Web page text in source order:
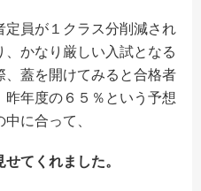
定員が１クラス分削減され
、かなり厳しい入試となる
、蓋を開けてみると合格者
年度の６５％という予想
に合って、
てくれました。